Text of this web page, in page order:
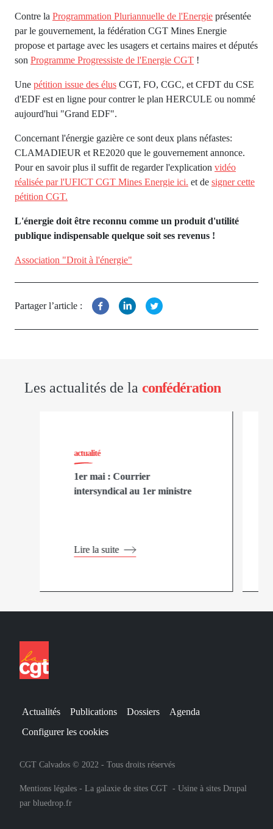
Contre la Programmation Pluriannuelle de l'Energie présentée
par le gouvernement, la fédération CGT Mines Energie
propose et partage avec les usagers et certains maires et députés
son Programme Progressiste de l'Energie CGT !
Une pétition issue des élus CGT, FO, CGC, et CFDT du CSE
d'EDF est en ligne pour contrer le plan HERCULE ou nommé
aujourd'hui "Grand EDF".
Concernant l'énergie gazière ce sont deux plans néfastes:
CLAMADIEUR et RE2020 que le gouvernement annonce.
Pour en savoir plus il suffit de regarder l'explication vidéo
réalisée par l'UFICT CGT Mines Energie ici. et de signer cette
pétition CGT.
L'énergie doit être reconnu comme un produit d'utilité
publique indispensable quelque soit ses revenus !
Association "Droit à l'énergie"
Partager l’article :
Les actualités de la confédération
actualité
1er mai : Courrier
intersyndical au 1er ministre
Lire la suite
Actualités Publications Dossiers
Agenda
Configurer les cookies
CGT Calvados © 2022 - Tous droits réservés
Mentions légales - La galaxie de sites CGT - Usine à sites Drupal
par bluedrop.fr